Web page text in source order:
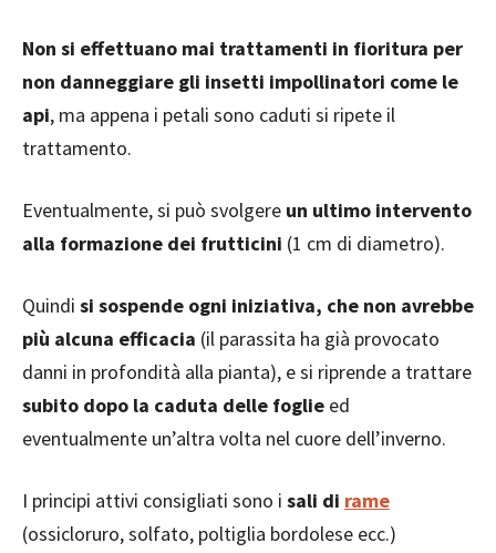
Non si effettuano mai trattamenti in fioritura per
non danneggiare gli insetti impollinatori come le
api, ma appena i petali sono caduti si ripete il
trattamento.
Eventualmente, si può svolgere un ultimo intervento
alla formazione dei frutticini (1 cm di diametro).
Quindi si sospende ogni iniziativa, che non avrebbe
più alcuna efficacia (il parassita ha già provocato
danni in profondità alla pianta), e si riprende a trattare
subito dopo la caduta delle foglie ed
eventualmente un’altra volta nel cuore dell’inverno.
I principi attivi consigliati sono i sali di rame
(ossicloruro, solfato, poltiglia bordolese ecc.)